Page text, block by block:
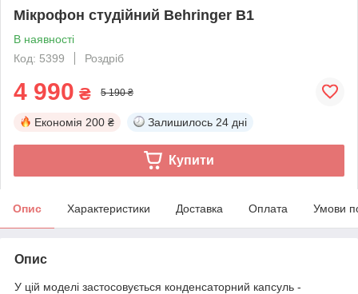
Мікрофон студійний Behringer B1
В наявності
Код: 5399
Роздріб
4 990 ₴ 5 190 ₴
Економія 200 ₴ Залишилось 24 дні
Купити
Опис Характеристики Доставка Оплата Умови
Опис
У цій моделі застосовується конденсаторний капсуль -